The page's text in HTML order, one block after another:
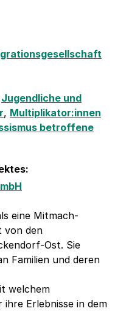
Jugendliche und
, Multiplikator:innen
betroffene
eine Mitmach-
von den
Ost. Sie
Familien und deren
welchem
Erlebnisse in dem